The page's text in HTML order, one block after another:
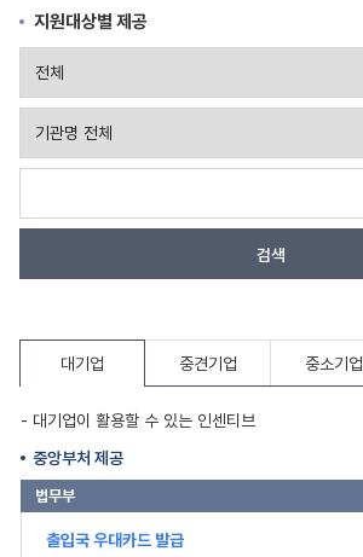
지원대상별 제공
검색
대기업 중견기업 중소기업
- 대기업이 활용할 수 있는 인센티브
중앙부처 제공
법무부
출입국 우대카드 발급